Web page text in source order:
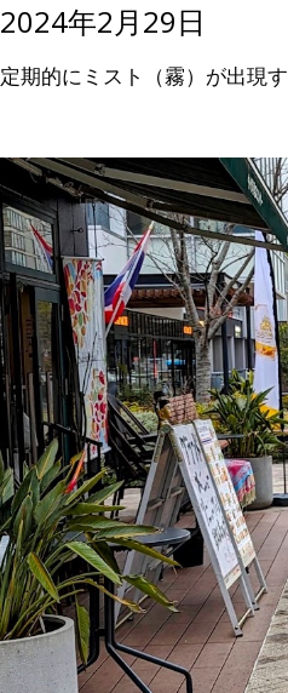
2024年2月29日
定期的にミスト（霧）が出現